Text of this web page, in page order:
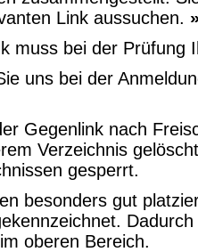
Link aussuchen.
muss bei der Prüfung
uns bei der
Gegenlink nach
Verzeichnis
gesperrt.
besonders gut
oberen Bereich.